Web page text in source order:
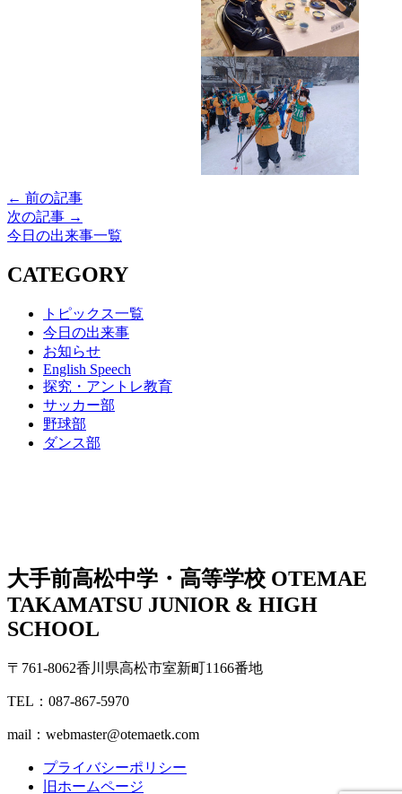
← 前の記事
次の記事 →
今日の出来事一覧
CATEGORY
トピックス一覧
今日の出来事
お知らせ
English Speech
探究・アントレ教育
サッカー部
野球部
ダンス部
大手前高松中学・高等学校 OTEMAE
TAKAMATSU JUNIOR & HIGH
SCHOOL
〒761-8062香川県高松市室新町1166番地
TEL：087-867-5970
mail：webmaster@otemaetk.com
プライバシーポリシー
旧ホームページ